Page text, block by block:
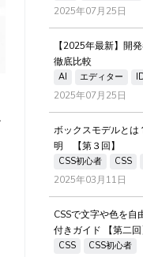
2025年07月25日
【2025年最新】開
徹底比較
AI エディター
2025年07月25日
ボックスモデルとは
明 【第３回】
CSS初心者 CSS
2025年03月11日
CSSで文字や色を自
付きガイド 【第二回
CSS CSS初心者